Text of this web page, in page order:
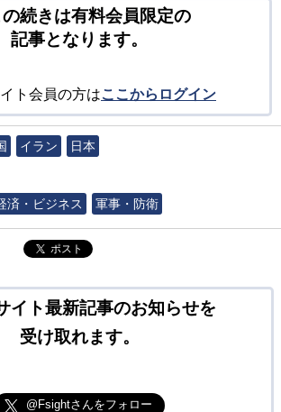
の続きは有料会員限定の
記事となります。
ト会員の方はここからログイン
イラン
日本
済・ビジネス 軍事・防衛
ポスト
イト最新記事のお知らせを
受け取れます。
@Fsightさんをフォロー